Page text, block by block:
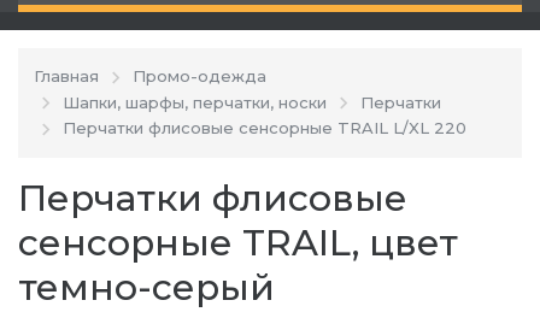
Главная
Промо-одежда
Шапки, шарфы, перчатки, носки
Перчатки
Перчатки флисовые сенсорные TRAIL L/XL 220
Перчатки флисовые
сенсорные TRAIL, цвет
темно-серый